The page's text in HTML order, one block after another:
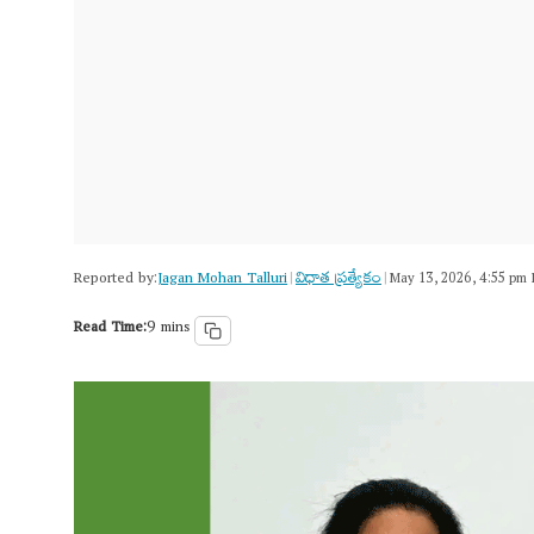
Reported by:Jagan Mohan Talluri|విధాత ప్రత్యేకం|May 13, 2026, 4:55 pm
Read Time:9 mins